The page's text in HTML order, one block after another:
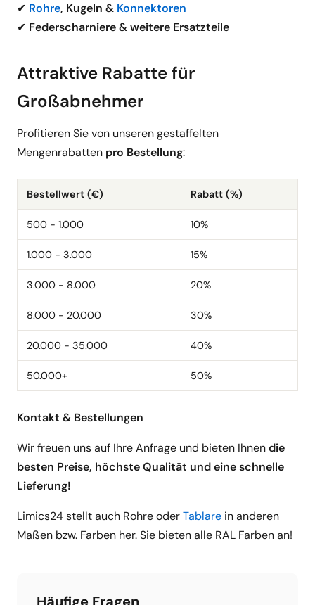
✔ Rohre, Kugeln & Konnektoren
✔ Federscharniere & weitere Ersatzteile
Attraktive Rabatte für
Großabnehmer
Profitieren Sie von unseren gestaffelten
Mengenrabatten pro Bestellung:
Bestellwert (€) Rabatt (%)
500 - 1.000 10%
1.000 - 3.000 15%
3.000 - 8.000 20%
8.000 - 20.000 30%
20.000 - 35.000 40%
50.000+ 50%
Kontakt & Bestellungen
Wir freuen uns auf Ihre Anfrage und bieten Ihnendie
besten Preise, höchste Qualität und eine schnelle
Lieferung!
Limics24 stellt auch Rohre oderTablare in anderen
Maßen bzw. Farben her. Sie bieten alle RAL Farben an!